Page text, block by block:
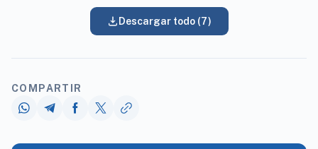
Descargar todo (7)
COMPARTIR